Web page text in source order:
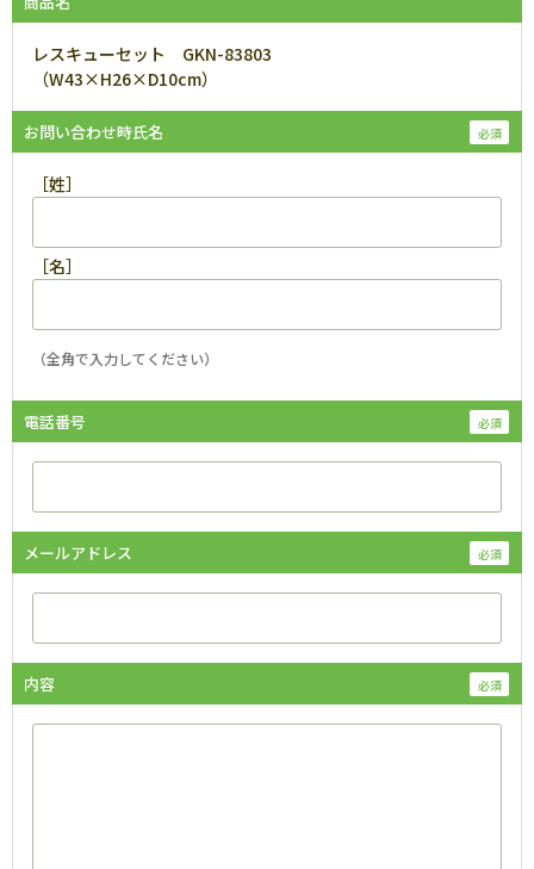
レスキューセット GKN-83803
（W43×H26×D10cm）
お問い合わせ時氏名
［姓］
［名］
（全角で入力してください）
電話番号
メールアドレス
内容